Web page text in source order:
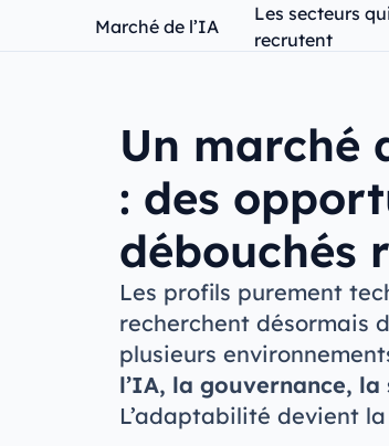
Marché de l’IA
Les secteurs
recrutent
Un marché
: des
débouchés
Les profils purement
recherchent désormais
plusieurs
l’IA, la gouvernance,
L’adaptabilité devient